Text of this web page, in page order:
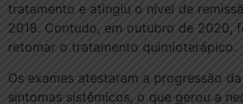
tratamento e atingiu o nível de
2018. Contudo, em outubro de 2020,
retomar o tratamento quimioterápico.
Os exames atestaram a progressão
sintomas sistêmicos, o que gerou a